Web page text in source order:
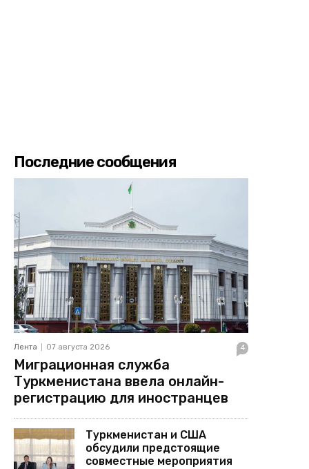
Последние сообщения
Лента 07 августа 2026 4
Миграционная служба
Туркменистана ввела онлайн-
регистрацию для иностранцев
Туркменистан и США
обсудили предстоящие
совместные мероприятия